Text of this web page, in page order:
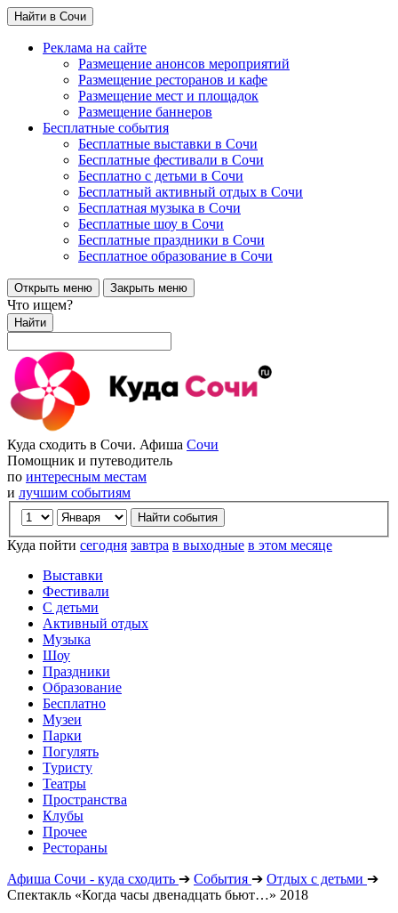
Найти в Сочи
Реклама на сайте
Размещение анонсов мероприятий
Размещение ресторанов и кафе
Размещение мест и площадок
Размещение баннеров
Бесплатные события
Бесплатные выставки в Сочи
Бесплатные фестивали в Сочи
Бесплатно с детьми в Сочи
Бесплатный активный отдых в Сочи
Бесплатная музыка в Сочи
Бесплатные шоу в Сочи
Бесплатные праздники в Сочи
Бесплатное образование в Сочи
Открыть меню Закрыть меню
Что ищем?
Найти
Куда сходить в Сочи. Афиша Сочи
Помощник и путеводитель
по интересным местам
и лучшим событиям
Куда пойти сегодня завтра в выходные в этом месяце
Выставки
Фестивали
С детьми
Активный отдых
Музыка
Шоу
Праздники
Образование
Бесплатно
Музеи
Парки
Погулять
Туристу
Театры
Пространства
Клубы
Прочее
Рестораны
Афиша Сочи - куда сходить ➔ События ➔ Отдых с детьми ➔
Спектакль «Когда часы двенадцать бьют…» 2018